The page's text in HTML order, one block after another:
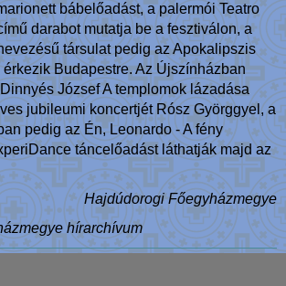
bábelőadást, a palermói Teatro
darabot mutatja be a fesztiválon, a
társulat pedig az Apokalipszis
Budapestre. Az Újszínházban
József A templomok lázadása
jubileumi koncertjét Rósz Györggyel, a
pedig az Én, Leonardo - A fény
táncelőadást láthatják majd az
Hajdúdorogi Főegyházmegye
hírarchívum